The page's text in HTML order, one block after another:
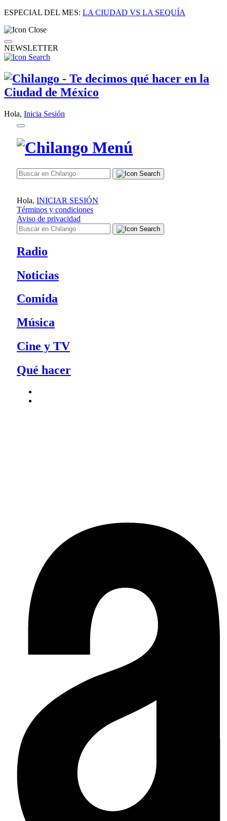
ESPECIAL DEL MES: LA CIUDAD VS LA SEQUÍA
NEWSLETTER
Hola, Inicia Sesión
Hola, INICIAR SESIÓN
Términos y condiciones
Aviso de privacidad
Radio
Noticias
Comida
Música
Cine y TV
Qué hacer